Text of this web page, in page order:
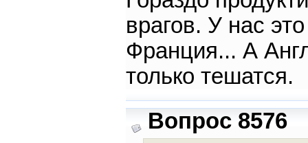
врагов. У нас
Франция... А
только тешатся.
Вопрос 8576